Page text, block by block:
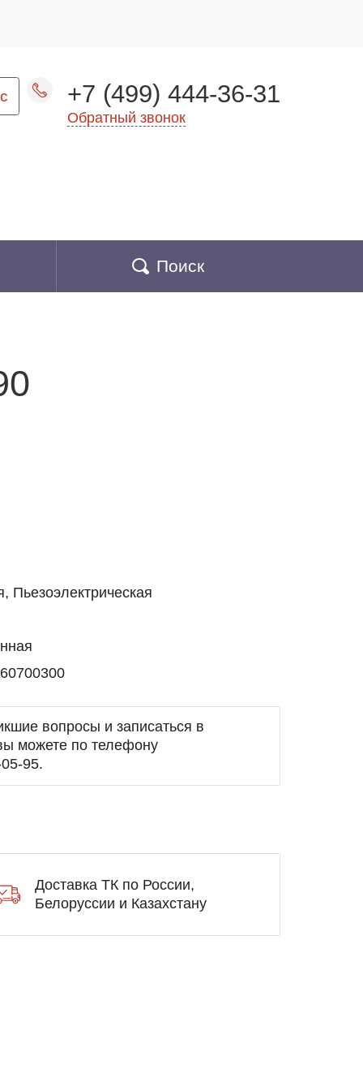
+7 (499) 444-36-31
Обратный звонок
Поиск
Пьезоэлектрическая
вопросы и записаться в
можете по телефону
95.
Доставка ТК по России,
Белоруссии и Казахстану